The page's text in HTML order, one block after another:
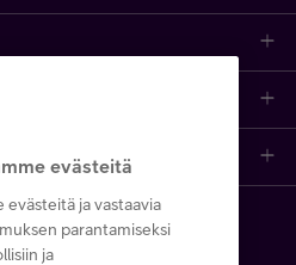
2024
evästeitä
ja vastaavia
parantamiseksi
ja